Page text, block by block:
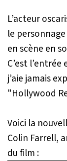
L’acteur
le
en scène en
C’est
j’aie jamais
"Hollywood
Voici la
Colin Farrell,
du film :